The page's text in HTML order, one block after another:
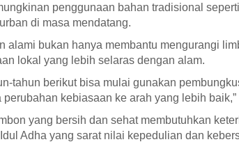
penggunaan bahan tradisional
di masa mendatang.
alami bukan hanya membantu mengurangi
lokal yang lebih selaras dengan alam.
tahun berikut bisa mulai gunakan
kebiasaan ke arah yang lebih baik,”
yang bersih dan sehat membutuhkan
Adha yang sarat nilai kepedulian dan